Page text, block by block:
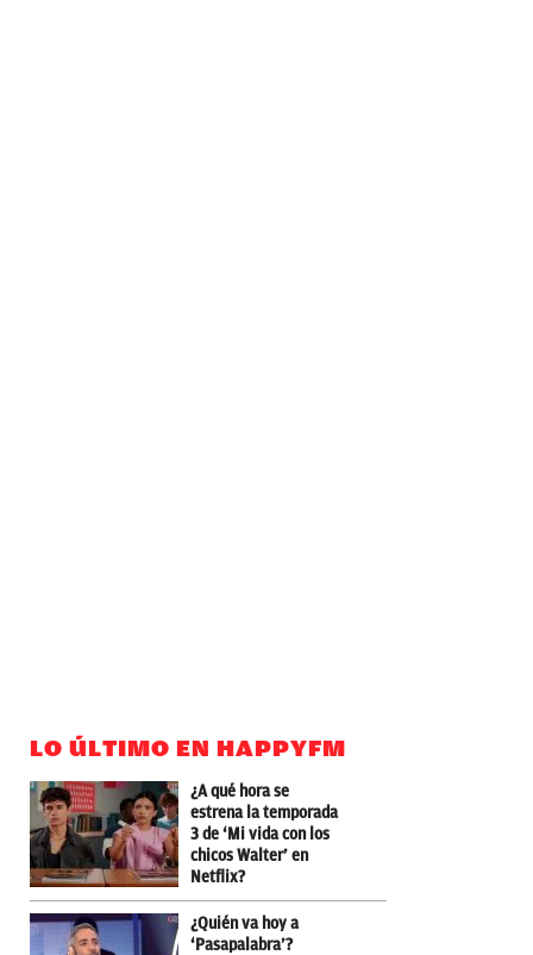
LO ÚLTIMO EN HAPPYFM
¿A qué hora se
estrena la temporada
3 de ‘Mi vida con los
chicos Walter’ en
Netflix?
¿Quién va hoy a
‘Pasapalabra’?